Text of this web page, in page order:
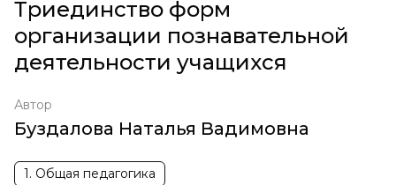
Триединство форм
организации познавательной
деятельности учащихся
Автор
Буздалова Наталья Вадимовна
1. Общая педагогика